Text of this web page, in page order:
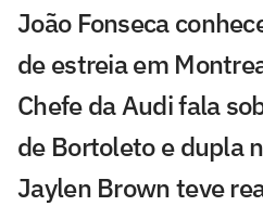
João Fonseca
de estreia em
Chefe da Audi fala
de Bortoleto e dupla
Jaylen Brown teve